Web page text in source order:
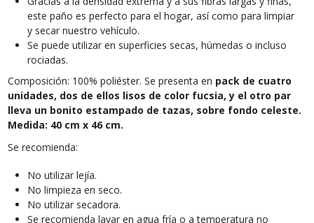
este paño es perfecto para el hogar, así como para limpiar
y secar nuestro vehículo.
Se puede utilizar en superficies secas, húmedas o incluso
rociadas.
Composición: 100% poliéster. Se presenta en pack de cuatro
unidades, dos de ellos lisos de color fucsia, y el otro par
lleva un bonito estampado de tazas, sobre fondo celeste.
Medida: 40 cm x 46 cm.
Se recomienda:
No utilizar lejía.
No limpieza en seco.
No utilizar secadora.
Se recomienda lavar en agua fría o a temperatura no